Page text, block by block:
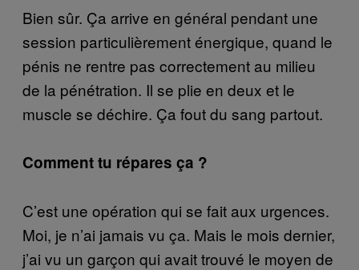
Bien sûr. Ça arrive en général pendant une
session particulièrement énergique, quand le
pénis ne rentre pas correctement au milieu
de la pénétration. Il se plie en deux et le
muscle se déchire. Ça fout du sang partout.
Comment tu répares ça ?
C’est une opération qui se fait aux urgences.
Moi, je n’ai jamais vu ça. Mais le mois dernier,
j’ai vu un garçon qui avait trouvé le moyen de